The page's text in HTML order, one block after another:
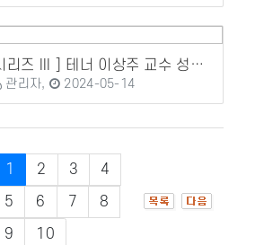
[교수음악회 시리즈 III ] 테너 이상주 교수 성가독창회
관리자, 2024-05-14
1 2 3
4
5
6 7
8
9
10